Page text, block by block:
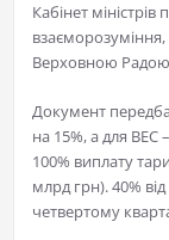
Кабінет
Верховною Радою
Документ
на 15%, а для ВЕС
100% виплату
млрд грн). 40%
четвертому